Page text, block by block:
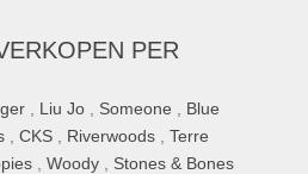
PER
Liu Jo Someone
Blue
,CKS Riverwoods ,Terre
,Woody
Stones & Bones